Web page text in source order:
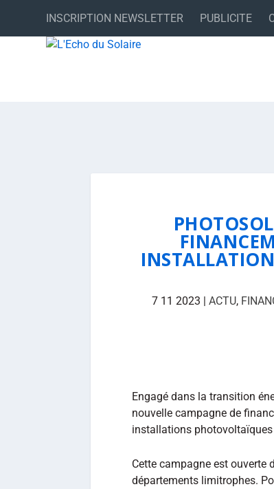
INSCRIPTION NEWSLETTER PUBLICITE
7 11 2023 | ACTU,
Engagé dans la transition
nouvelle campagne de
installations photovoltaïques
Cette campagne est ouverte
départements limitrophes.